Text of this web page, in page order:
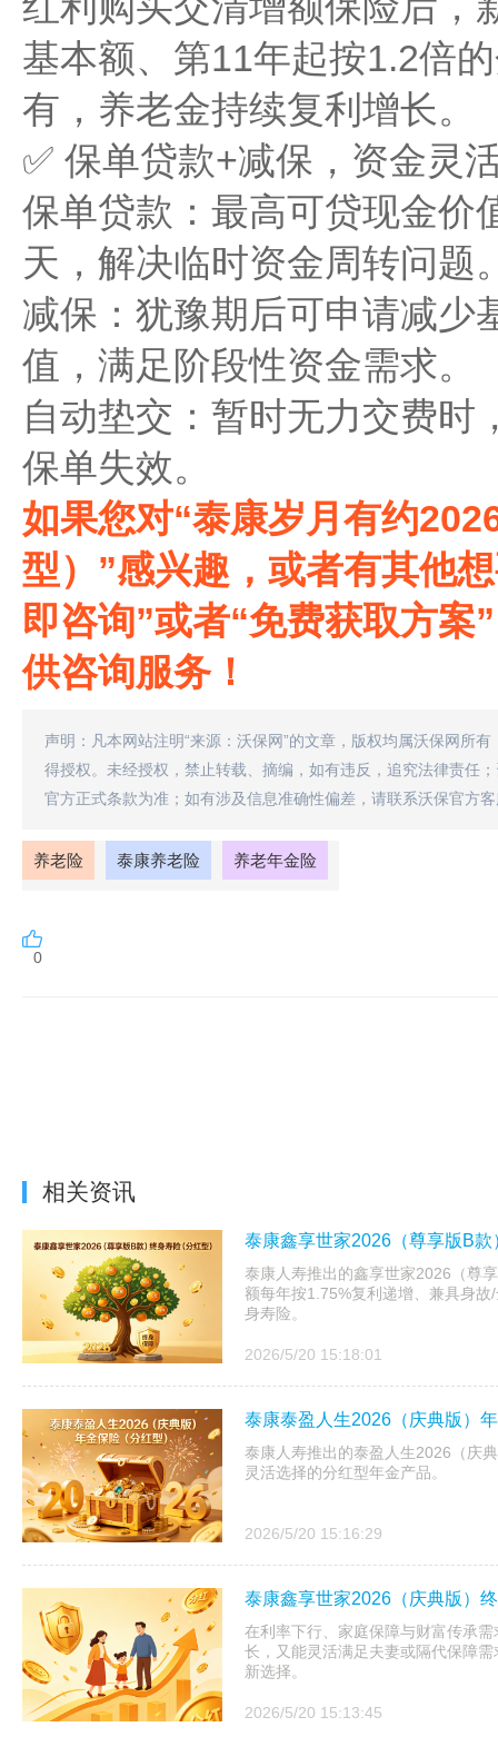
基本额、第11年起按1.2倍
有，养老金持续复利增长。
✅ 保单贷款+减保，资金灵
保单贷款：最高可贷现金价
天，解决临时资金周转问题
减保：犹豫期后可申请减少
值，满足阶段性资金需求。
自动垫交：暂时无力交费时
保单失效。
如果您对“泰康岁月有约
型）”感兴趣，或者有其他
即咨询”或者“免费获取方案
供咨询服务！
声明：凡本网站注明“来源：沃保网”的文章，版权均属沃保网所
得授权。未经授权，禁止转载、摘编，如有违反，追究法律责任
官方正式条款为准；如有涉及信息准确性偏差，请联系沃保官方
养老险 泰康养老险 养老年金险
0
相关资讯
泰康鑫享世家2026（尊享版B
泰康人寿推出的鑫享世家2026（尊
额每年按1.75%复利递增、兼具身
身寿险。
2026/5/20 15:18:01
泰康泰盈人生2026（庆典版）
泰康人寿推出的泰盈人生2026（庆
灵活选择的分红型年金产品。
2026/5/20 15:16:29
泰康鑫享世家2026（庆典版）
在利率下行、家庭保障与财富传承
长，又能灵活满足夫妻或隔代保障
新选择。
2026/5/20 15:13:45